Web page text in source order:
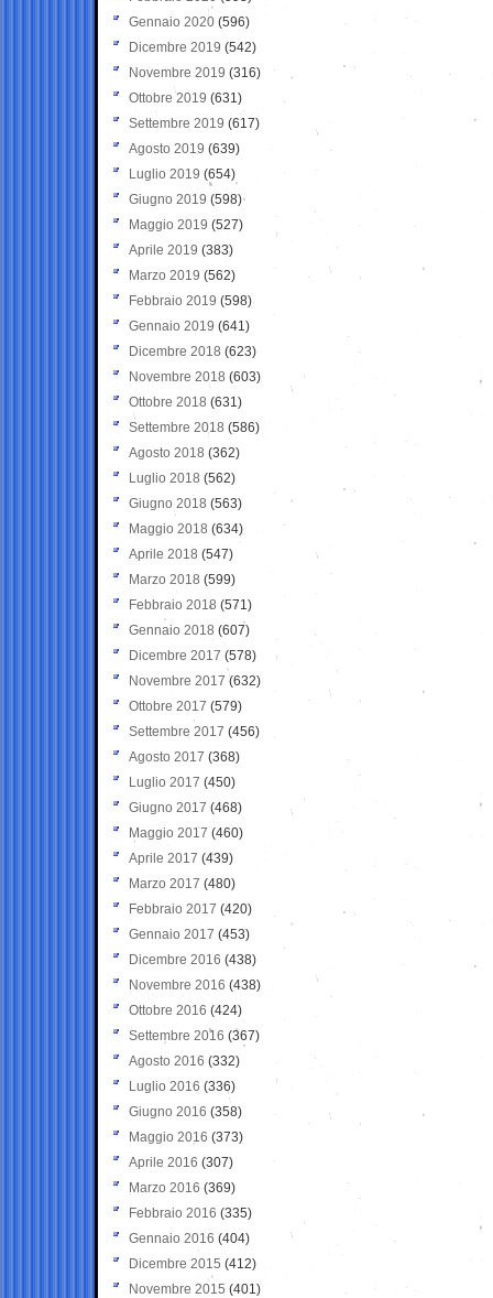
Gennaio 2020 (596)
Dicembre 2019 (542)
Novembre 2019 (316)
Ottobre 2019 (631)
Settembre 2019 (617)
Agosto 2019 (639)
Luglio 2019 (654)
Giugno 2019 (598)
Maggio 2019 (527)
Aprile 2019 (383)
Marzo 2019 (562)
Febbraio 2019 (598)
Gennaio 2019 (641)
Dicembre 2018 (623)
Novembre 2018 (603)
Ottobre 2018 (631)
Settembre 2018 (586)
Agosto 2018 (362)
Luglio 2018 (562)
Giugno 2018 (563)
Maggio 2018 (634)
Aprile 2018 (547)
Marzo 2018 (599)
Febbraio 2018 (571)
Gennaio 2018 (607)
Dicembre 2017 (578)
Novembre 2017 (632)
Ottobre 2017 (579)
Settembre 2017 (456)
Agosto 2017 (368)
Luglio 2017 (450)
Giugno 2017 (468)
Maggio 2017 (460)
Aprile 2017 (439)
Marzo 2017 (480)
Febbraio 2017 (420)
Gennaio 2017 (453)
Dicembre 2016 (438)
Novembre 2016 (438)
Ottobre 2016 (424)
Settembre 2016 (367)
Agosto 2016 (332)
Luglio 2016 (336)
Giugno 2016 (358)
Maggio 2016 (373)
Aprile 2016 (307)
Marzo 2016 (369)
Febbraio 2016 (335)
Gennaio 2016 (404)
Dicembre 2015 (412)
Novembre 2015 (401)